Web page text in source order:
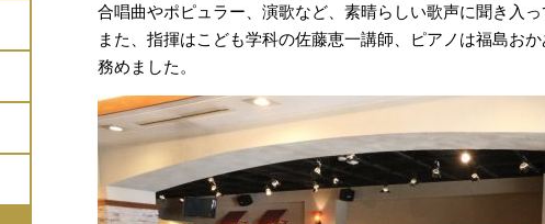
合唱曲やポピュラー、演歌など、素晴らしい歌声に聞き入っ
また、指揮はこども学科の佐藤恵一講師、ピアノは福島お
務めました。